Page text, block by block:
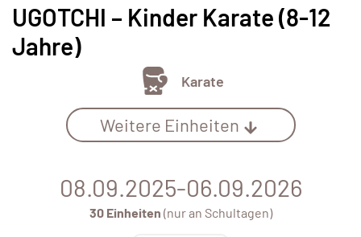
UGOTCHI – Kinder Karate (8-12
Jahre)
Karate
Weitere Einheiten
08.09.2025-06.09.2026
30 Einheiten (nur an Schultagen)